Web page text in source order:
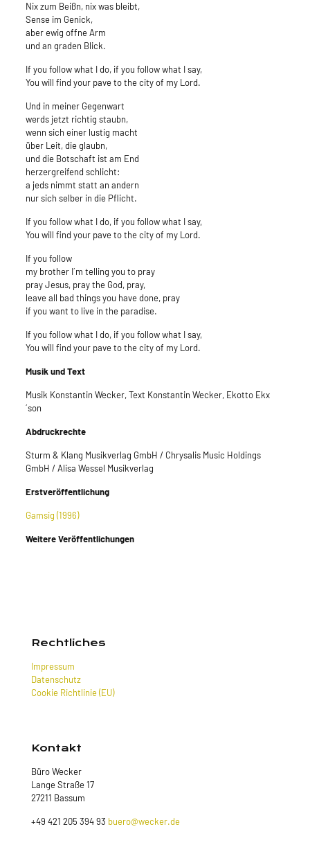
Nix zum Beißn, nix was bleibt,
Sense im Genick,
aber ewig offne Arm
und an graden Blick.
If you follow what I do, if you follow what I say,
You will find your pave to the city of my Lord.
Und in meiner Gegenwart
werds jetzt richtig staubn,
wenn sich einer lustig macht
über Leit, die glaubn,
und die Botschaft ist am End
herzergreifend schlicht:
a jeds nimmt statt an andern
nur sich selber in die Pflicht.
If you follow what I do, if you follow what I say,
You will find your pave to the city of my Lord.
If you follow
my brother I´m telling you to pray
pray Jesus, pray the God, pray,
leave all bad things you have done, pray
if you want to live in the paradise.
If you follow what I do, if you follow what I say,
You will find your pave to the city of my Lord.
Musik und Text
Musik Konstantin Wecker, Text Konstantin Wecker, Ekotto Ekx
´son
Abdruckrechte
Sturm & Klang Musikverlag GmbH / Chrysalis Music Holdings
GmbH / Alisa Wessel Musikverlag
Erstveröffentlichung
Gamsig (1996)
Weitere Veröffentlichungen
Rechtliches
Impressum
Datenschutz
Cookie Richtlinie (EU)
Kontakt
Büro Wecker
Lange Straße 17
27211 Bassum
+49 421 205 394 93 buero@wecker.de